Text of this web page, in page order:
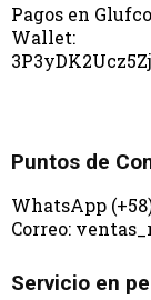
Pagos en
Wallet:
Puntos de
WhatsApp
Correo:
Servicio en